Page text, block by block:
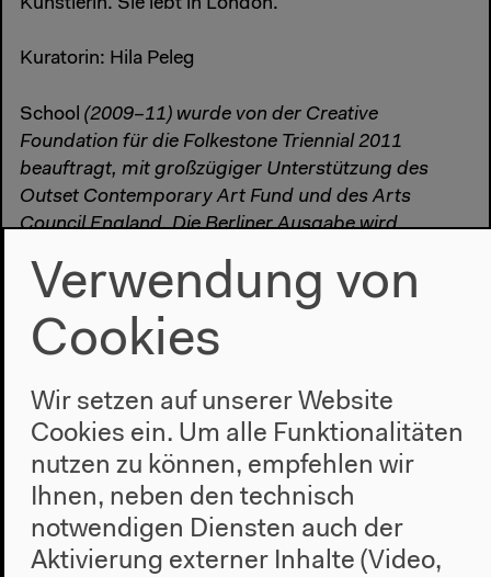
Künstlerin. Sie lebt in London.
Kuratorin: Hila Peleg
School (2009–11) wurde von der Creative
Foundation für die Folkestone Triennial 2011
beauftragt, mit großzügiger Unterstützung des
Outset Contemporary Art Fund und des Arts
Council England. Die Berliner Ausgabe wird
Verwendung von
Cookies
Wir setzen auf unserer Website
Cookies ein. Um alle Funktionalitäten
nutzen zu können, empfehlen wir
Ihnen, neben den technisch
notwendigen Diensten auch der
Aktivierung externer Inhalte (Video,